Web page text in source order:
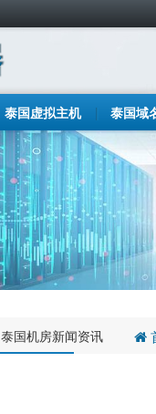
泰国虚拟主机 泰国域
泰国机房新闻资讯